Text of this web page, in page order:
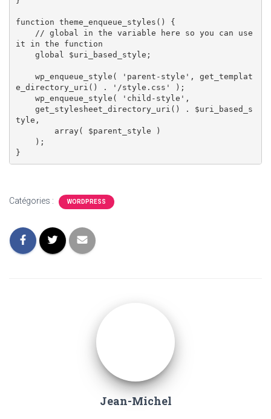
function theme_enqueue_styles() {
it in the function
e_directory_uri() . '/style.css' );
tyle,
Catégories : WORDPRESS
Jean-Michel